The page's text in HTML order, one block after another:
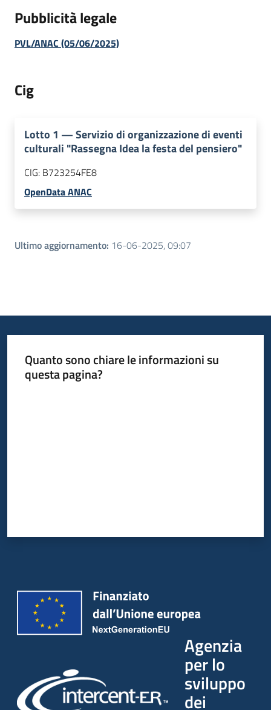
Pubblicità legale
PVL/ANAC (05/06/2025)
Cig
Lotto 1 —Servizio di organizzazione di eventi
culturali "Rassegna Idea la festa del pensiero"
CIG: B723254FE8
OpenData ANAC
Ultimo aggiornamento: 16-06-2025, 09:07
Quanto sono chiare le informazioni su
questa pagina?
Agenzia
per lo
sviluppo
dei